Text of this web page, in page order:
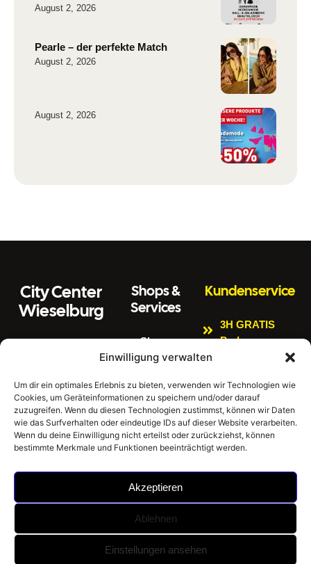
Einwilligung verwalten
Um dir ein optimales Erlebnis zu bieten, verwenden wir Technologien wie
Cookies, um Geräteinformationen zu speichern und/oder darauf
zuzugreifen. Wenn du diesen Technologien zustimmst, können wir Daten
wie das Surfverhalten oder eindeutige IDs auf dieser Website verarbeiten.
Wenn du deine Einwilligung nicht erteilst oder zurückziehst, können
bestimmte Merkmale und Funktionen beeinträchtigt werden.
Akzeptieren
Ablehnen
Einstellungen ansehen
August 2, 2026
Pearle – der perfekte Match
August 2, 2026
August 2, 2026
City Center
Wieselburg
3250 Wieselburg
Tel: 0664 4407889
E
m
ai
l:
office@citycenter
wieselburg.at
Sonntag 8:00 Uhr
Shops &
Services
Shops
Citycenter
Newsletter
Impressum
Datenschutzerklär
ung
Hausordnung
Kundenservice
3H GRATIS
Parken
Kinderspielbere
Bankomat
Gratis W-LAN
E-Tankstellen
2026
City Center Wieselburg -
Umsetzung: BrainStorm